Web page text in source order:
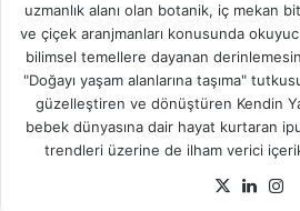
uzmanlık alanı olan botanik, iç mekan
ve çiçek aranjmanları konusunda
bilimsel temellere dayanan
"Doğayı yaşam alanlarına taşıma"
güzelleştiren ve dönüştüren Kendin
bebek dünyasına dair hayat kurtaran
trendleri üzerine de ilham verici
X